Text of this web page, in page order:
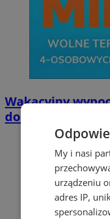
Wakacyjny
domkach
My i nasi
urządzeniu
adres IP,